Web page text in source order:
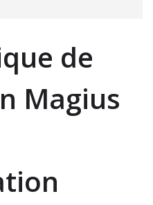
de
Magius